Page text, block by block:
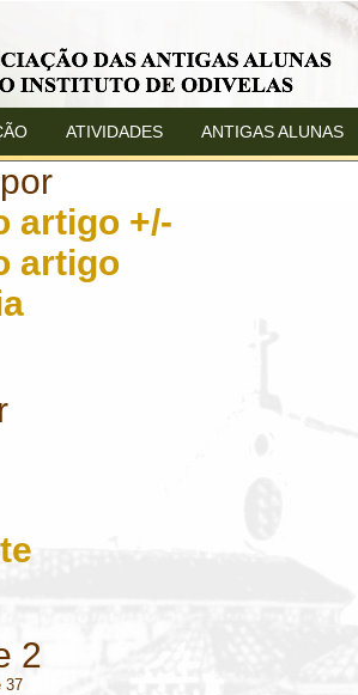
ATIVIDADES ANTIGAS ALUNAS
artigo +/-
artigo
2
37